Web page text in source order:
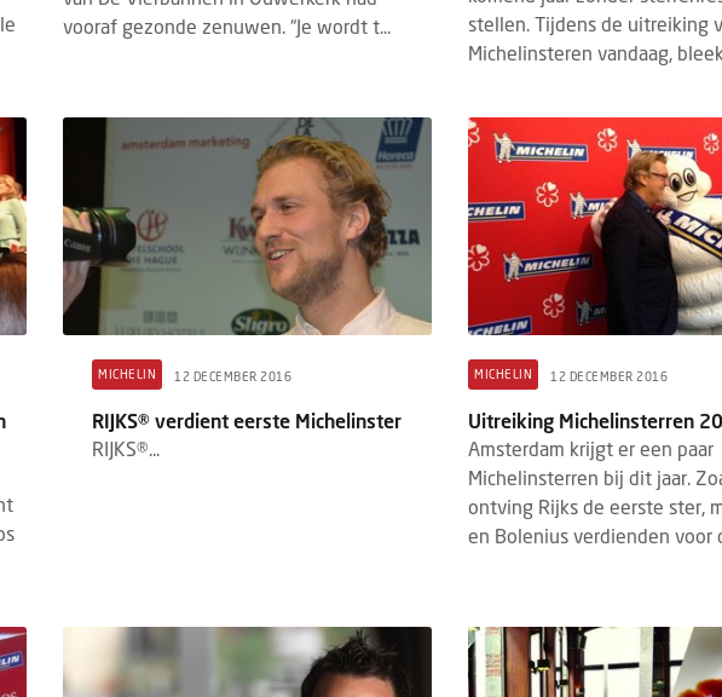
vooraf gezonde zenuwen. “Je wordt t...
stellen. Tijdens de uitreiking
Michelinsteren vandaag, bleek
MICHELIN 12 DECEMBER 2016
RIJKS® verdient eerste Michelinster
RIJKS®...
MICHELIN 12 DECEMBER 2016
Uitreiking Michelinsterren
Amsterdam krijgt er een paar
Michelinsterren bij dit jaar.
ontving Rijks de eerste ster,
en Bolenius verdienden voor